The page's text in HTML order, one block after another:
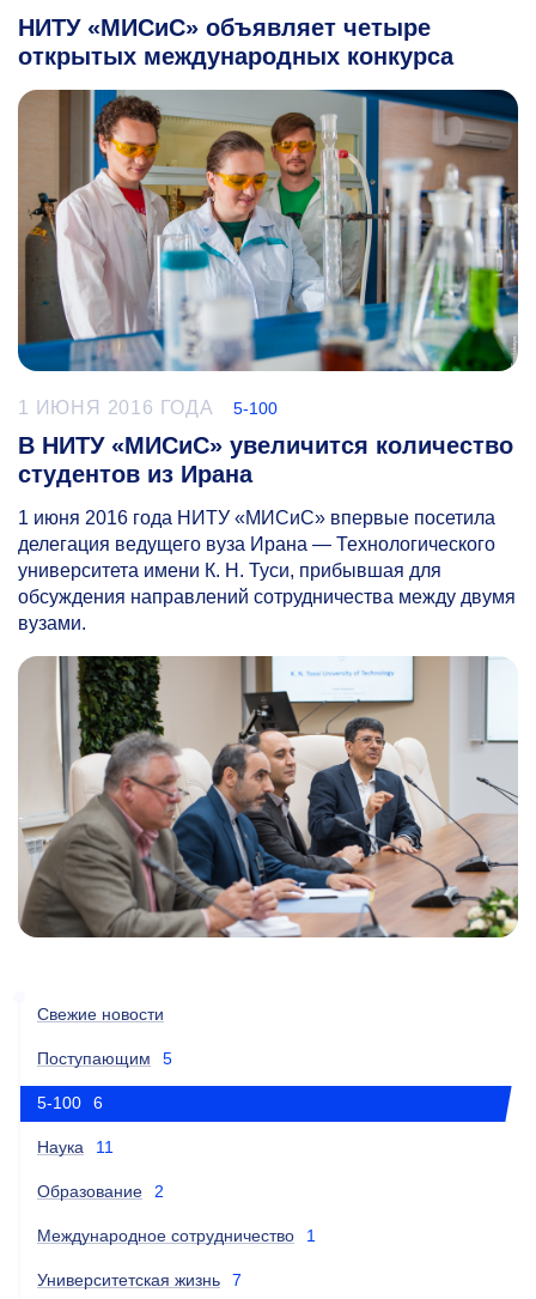
НИТУ «МИСиС» объявляет четыре
открытых международных конкурса
1 ИЮНЯ 2016 ГОДА 5-100
В НИТУ «МИСиС» увеличится количество
студентов из Ирана
1 июня 2016 года НИТУ «МИСиС» впервые посетила
делегация ведущего вуза Ирана — Технологического
университета имени К. Н. Туси, прибывшая для
обсуждения направлений сотрудничества между двумя
вузами.
Свежие новости
Поступающим 5
5-100 6
Наука 11
Образование 2
Международное сотрудничество 1
Университетская жизнь 7